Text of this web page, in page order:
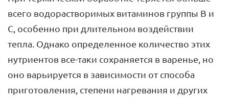
всего водорастворимых витаминов группы B и
C, особенно при длительном воздействии
тепла. Однако определенное количество этих
нутриентов все-таки сохраняется в варенье, но
оно варьируется в зависимости от способа
приготовления, степени нагревания и других